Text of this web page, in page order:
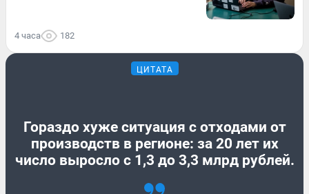
4 часа 182
ЦИТАТА
Гораздо хуже ситуация с отходами от
производств в регионе: за 20 лет их
число выросло с 1,3 до 3,3 млрд рублей.